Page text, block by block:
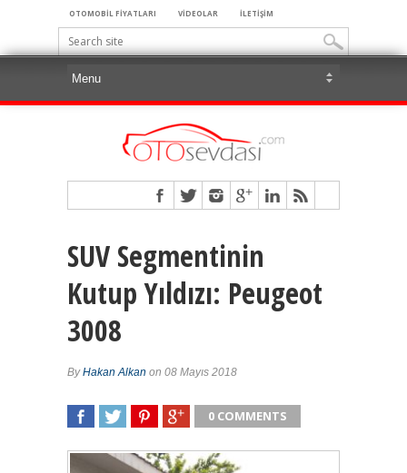
OTOMOBİL FİYATLARI VİDEOLAR İLETİŞİM
SUV Segmentinin
Kutup Yıldızı: Peugeot
3008
ByHakan Alkan on 08 Mayıs 2018
0 COMMENTS